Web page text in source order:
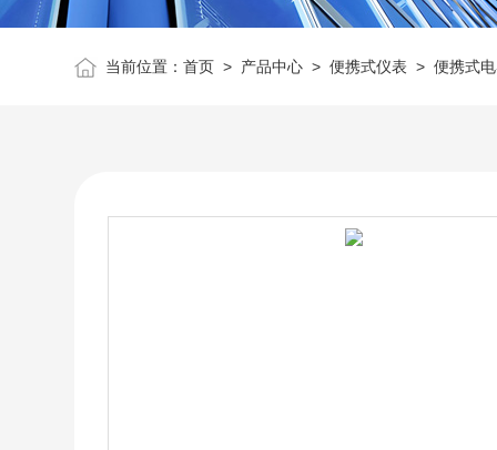
当前位置：首页 > 产品中心 >便携式仪表 >便携式